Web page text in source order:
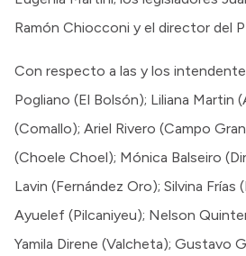
Ramón Chiocconi y el director del
Con respecto a las y los
Pogliano (El Bolsón); Liliana Martin
(Comallo); Ariel Rivero (Campo
(Choele Choel); Mónica Balseiro
Lavin (Fernández Oro); Silvina
Ayuelef (Pilcaniyeu); Nelson
Yamila Direne (Valcheta); Gustavo